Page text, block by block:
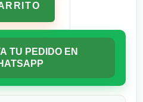
TU PEDIDO EN